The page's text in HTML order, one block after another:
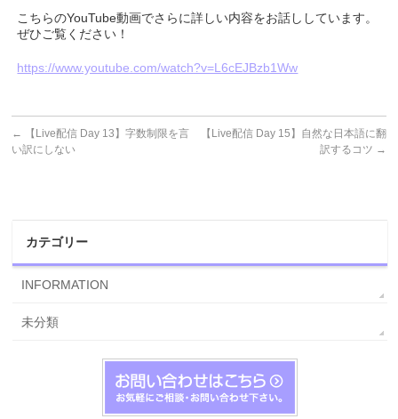
こちらのYouTube動画でさらに詳しい内容をお話ししています。
ぜひご覧ください！
https://www.youtube.com/watch?v=L6cEJBzb1Ww
←
【Live配信 Day 13】字数制限を言
い訳にしない
【Live配信 Day 15】自然な日本語に翻
訳するコツ →
カテゴリー
INFORMATION
未分類